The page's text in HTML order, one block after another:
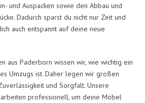
und Auspacken sowie den Abbau und
Dadurch sparst du nicht nur Zeit und
auch entspannt auf deine neue
aus Paderborn wissen wir, wie wichtig ein
Umzugs ist. Daher legen wir großen
und Sorgfalt. Unsere
professionell, um deine Möbel